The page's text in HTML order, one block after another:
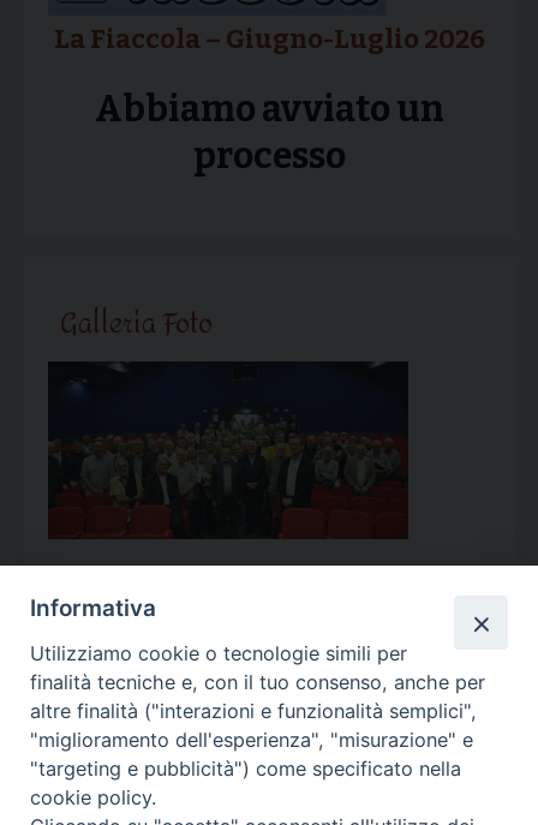
La Fiaccola – Giugno-Luglio 2026
Abbiamo avviato un
processo
Galleria Foto
Calendario Appuntamenti
<< Ago 2026 >>
l m m g v s
d
28
Informativa
Utilizziamo cookie o tecnologie simili per
finalità tecniche e, con il tuo consenso, anche per
altre finalità ("interazioni e funzionalità semplici",
"miglioramento dell'esperienza", "misurazione" e
"targeting e pubblicità") come specificato nella
cookie policy.